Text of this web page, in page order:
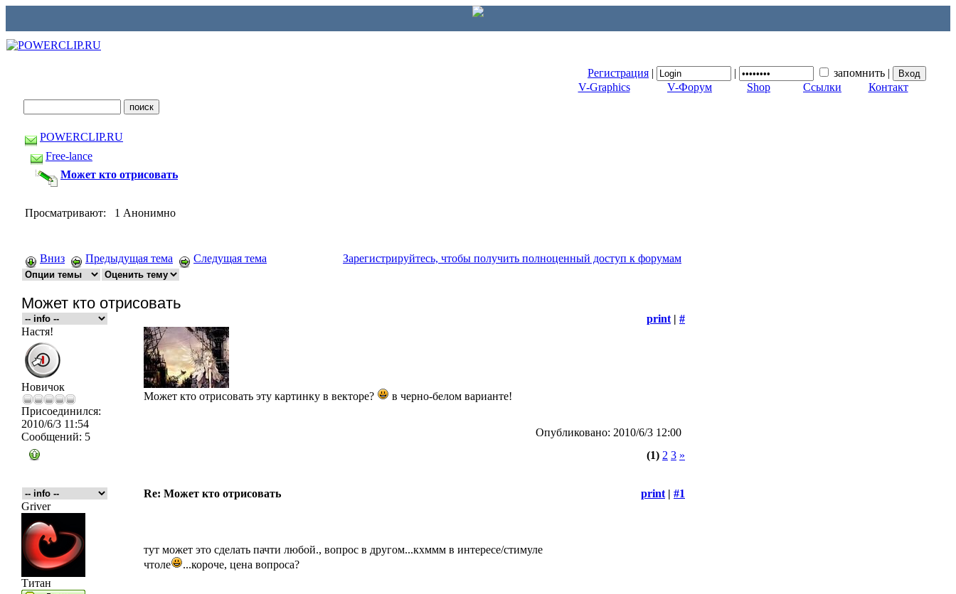
Регистрация | | запомнить |
V-Graphics
V-Форум Shop Ссылки Контакт
POWERCLIP.RU
Free-lance
Может кто отрисовать
Просматривают: 1 Анонимно
Вниз Предыдущая тема Следущая тема Зарегистрируйтесь, чтобы получить полноценный доступ к форумам
Может кто отрисовать
print | #
Настя!
Новичок
Присоединился:
2010/6/3 11:54
Сообщений: 5
Может кто отрисовать эту картинку в векторе? в черно-белом варианте!
Опубликовано: 2010/6/3 12:00
(1) 2 3 »
Re: Может кто отрисовать print | #1
Griver
Титан
тут может это сделать пачти любой., вопрос в другом...кхммм в интересе/стимуле
чтоле
...короче, цена вопроса?